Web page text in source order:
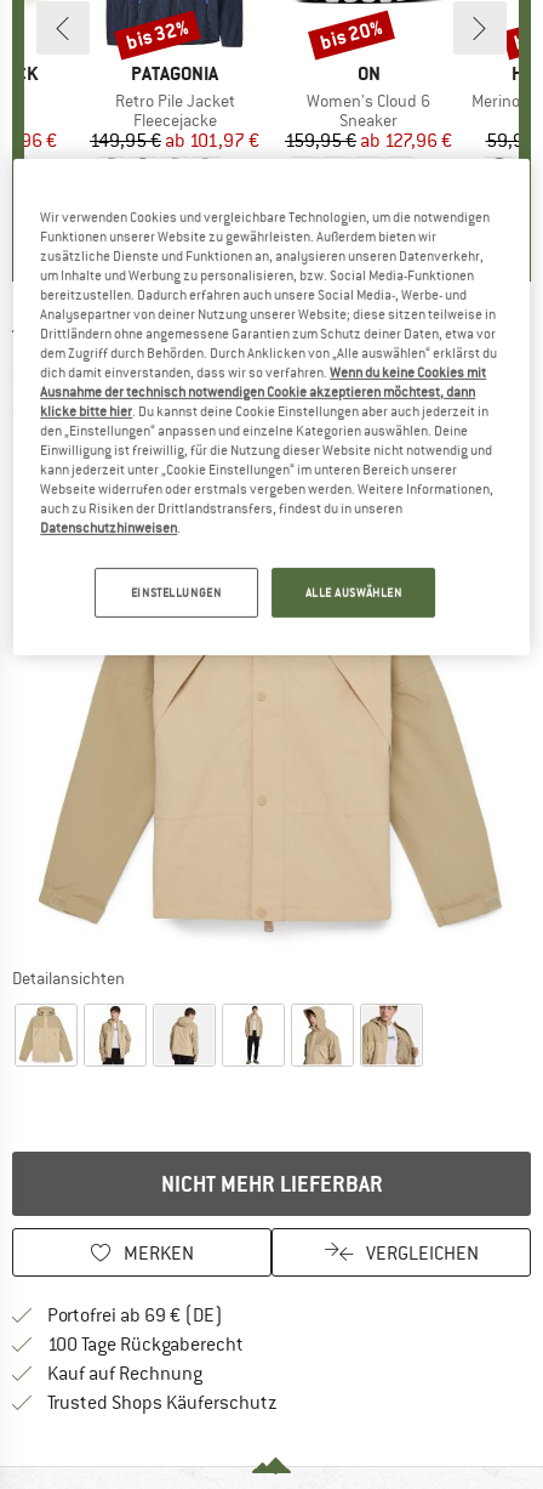
Preis
€
MARKE
PATAGONIA
Artikel
Retro Pile Jacket
Produktgruppe
Fleecejacke
Preis
149,95 € reduzierter Preis
ab 101,97 €
Rabatt
bis 32%
MARKE
ON
Artikel
Women's Cloud 6
Produktgruppe
Sneaker
Preis
159,95 € reduzierter Preis
ab 127,96 €
Rabatt
bis 20%
Artikel
MerinoMix150
59,95
TIMBERLAND -Ravine Archive Waterproof
Shell Jacket - Freizeitjacke
(0)
Detailansichten
NICHT MEHR LIEFERBAR
MERKEN VERGLEICHEN
Portofrei ab 69 € (DE)
100 Tage Rückgaberecht
Kauf auf RechnungFinde die Zahlungs-Infos hier! Öffnet
Trusted Shops Käuferschutz
Wir verwenden Cookies und vergleichbare Technologien, um die notwendigen
Funktionen unserer Website zu gewährleisten. Außerdem bieten wir
zusätzliche Dienste und Funktionen an, analysieren unseren Datenverkehr,
um Inhalte und Werbung zu personalisieren, bzw. Social Media-Funktionen
bereitzustellen. Dadurch erfahren auch unsere Social Media-, Werbe- und
Analysepartner von deiner Nutzung unserer Website; diese sitzen teilweise in
Drittländern ohne angemessene Garantien zum Schutz deiner Daten, etwa vor
dem Zugriff durch Behörden. Durch Anklicken von „Alle auswählen“ erklärst du
dich damit einverstanden, dass wir so verfahren.Wenn du keine Cookies mit
Ausnahme der technisch notwendigen Cookie akzeptieren möchtest, dann
klicke bitte hier . Du kannst deine Cookie Einstellungen aber auch jederzeit in
den „Einstellungen“ anpassen und einzelne Kategorien auswählen. Deine
Einwilligung ist freiwillig, für die Nutzung dieser Website nicht notwendig und
kann jederzeit unter „Cookie Einstellungen“ im unteren Bereich unserer
Webseite widerrufen oder erstmals vergeben werden. Weitere Informationen,
auch zu Risiken der Drittlandstransfers, findest du in unseren
Datenschutzhinweisen
EINSTELLUNGEN ALLE AUSWÄHLEN